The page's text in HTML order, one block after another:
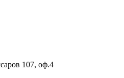
107, оф.4